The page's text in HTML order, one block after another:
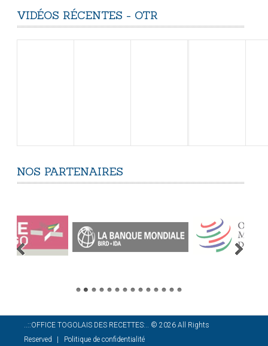
VIDÉOS RÉCENTES - OTR
NOS PARTENAIRES
..::OFFICE TOGOLAIS DES RECETTES:.. © 2026 All Rights
Reserved
Politique de confidentialité